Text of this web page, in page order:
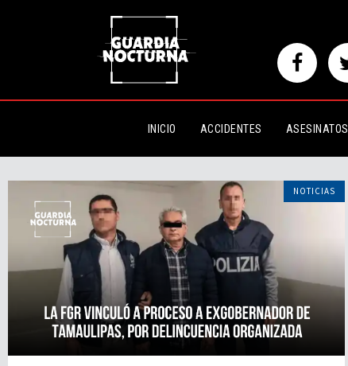
INICIO ACCIDENTES ASESINATOS
NOTICIAS